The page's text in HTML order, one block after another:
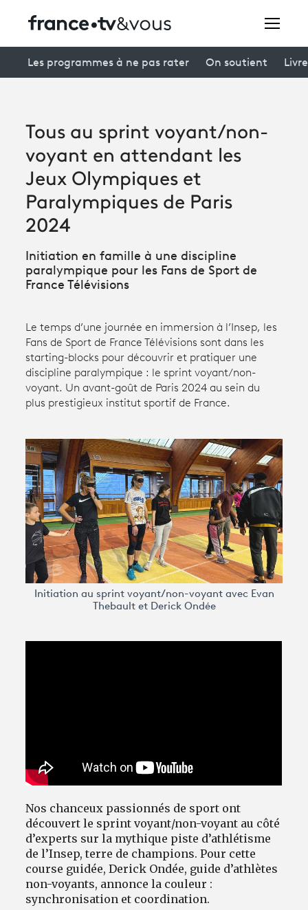
connexion
Avantages fidélité
Creators
À la une
Participer et assister à une émission
À votre écoute
Productions et innovation
Les programmes à ne pas rater On soutient
Tous au sprint voyant/non-
voyant en attendant les
Jeux Olympiques et
Paralympiques de Paris
2024
Initiation en famille à une discipline
paralympique pour les Fans de Sport de
France Télévisions
Le temps d’une journée en immersion à l’Insep, les
Fans de Sport de France Télévisions sont dans les
starting-blocks pour découvrir et pratiquer une
discipline paralympique : le sprint voyant/non-
voyant. Un avant-goût de Paris 2024 au sein du
plus prestigieux institut sportif de France.
Initiation au sprint voyant/non-voyant avec Evan
Thebault et Derick Ondée
Nos chanceux passionnés de sport ont
découvert le sprint voyant/non-voyant au côté
d’experts sur la mythique piste d’athlétisme
de l’Insep, terre de champions. Pour cette
course guidée, Derick Ondée, guide d’athlètes
non-voyants, annonce la couleur :
synchronisation et coordination.